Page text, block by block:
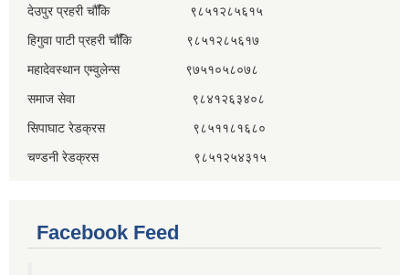
देउपुर प्रहरी चौँकि ९८५१२८५६१५
हिगुवा पाटी प्रहरी चौँकि ९८५१२८५६१७
महादेवस्थान एम्वुलेन्स ९७५१०५८०७८
समाज सेवा ९८४१२६३४०८
सिपाघाट रेडक्रस ९८५११८१६८०
चण्डनी रेडक्रस ९८५१२५४३१५
Facebook Feed